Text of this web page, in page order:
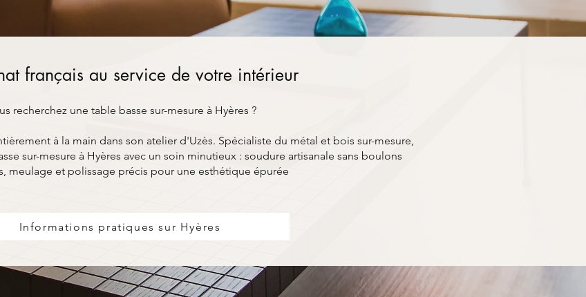
français au service de votre intérieur
recherchez une table basse sur-mesure à Hyères ?
à la main dans son atelier d'Uzès. Spécialiste du métal et bois sur-mesure,
sur-mesure à Hyères avec un soin minutieux : soudure artisanale sans boulons
meulage et polissage précis pour une esthétique épurée
Informations pratiques sur Hyères